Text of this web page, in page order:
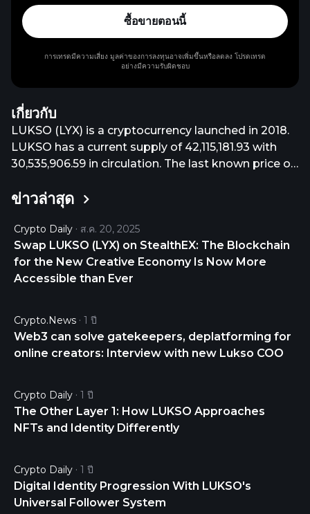
เกี่ยวกับ
LUKSO (LYX) is a cryptocurrency launched in 2018.
LUKSO has a current supply of 42,115,181.93 with
30,535,906.59 in circulation. The last known price of
the last 24 hours. It is currently trading on 18 active
hours. More information can be found at
https://lukso.network/.
ข่าวล่าสุด
Crypto Daily ส.ค. 20, 2025
Swap LUKSO (LYX) on StealthEX: The Blockchain
for the New Creative Economy Is Now More
Accessible than Ever
Crypto.news 1 ปี
Web3 can solve gatekeepers, deplatforming for
online creators: Interview with new Lukso COO
Crypto Daily 1 ปี
The Other Layer 1: How LUKSO Approaches
NFTs and Identity Differently
Crypto Daily 1 ปี
Digital Identity Progression With LUKSO's
Universal Follower System
ซื้อขายตอนนี้
การเทรดมีความเสี่ยง มูลค่าของการลงทุนอาจเพิ่มขึ้นหรือลดลง โปรดเทรด
อย่างมีความรับผิดชอบ